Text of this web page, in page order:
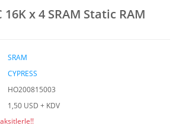
16K x 4 SRAM Static RAM
SRAM
CYPRESS
HO200815003
1,50 USD + KDV